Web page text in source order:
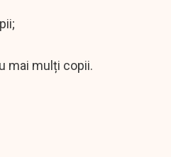
mai mulți copii.